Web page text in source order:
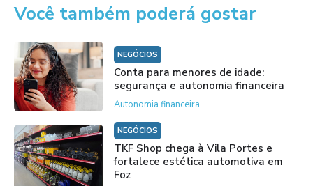
Você também poderá gostar
NEGÓCIOS
Conta para menores de idade:
segurança e autonomia financeira
Autonomia financeira
NEGÓCIOS
TKF Shop chega à Vila Portes e
fortalece estética automotiva em
Foz